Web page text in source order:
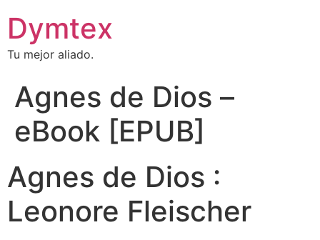
Dymtex
Tu mejor aliado.
Agnes de Dios –
eBook [EPUB]
Agnes de Dios :
Leonore Fleischer